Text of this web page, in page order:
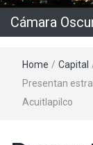
Cámara
Home / Capital
Presentan
Acuitlapilco